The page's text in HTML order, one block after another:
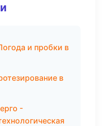
и пробки в
в
-